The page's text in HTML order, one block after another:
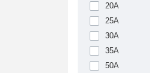
20A
25A
30A
35A
50A